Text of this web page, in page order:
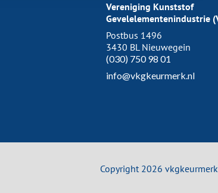
Vereniging Kunststof
Gevelelementenindustrie
Postbus 1496
3430 BL Nieuwegein
(030) 750 98 01
info@vkgkeurmerk.nl
Copyright 2026